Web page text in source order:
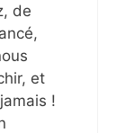
de
et
!